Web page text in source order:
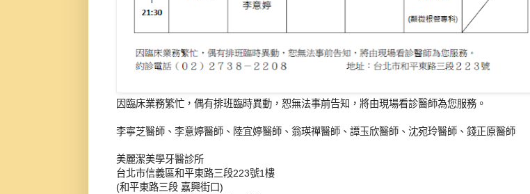
因臨床業務繁忙，偶有排班臨時異動，恕無法事前告知，將由現場看診醫師為您服務。
李寧芝醫師、李意婷醫師、陸宜婷醫師、翁瑛禪醫師、譚玉欣醫師、沈宛玲醫師、錢正原醫師
美麗潔美學牙醫診所
台北市信義區和平東路三段223號1樓
(和平東路三段 嘉興街口)